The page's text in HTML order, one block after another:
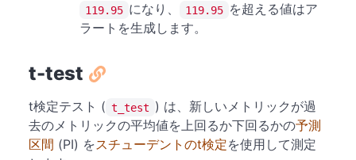
119.95 になり、 119.95 を超える値はア
ラートを生成します。
t-test
t検定テスト ( t_test ) は、新しいメトリックが過
去のメトリックの平均値を上回るか下回るかの予測
区間 (PI) をスチューデントのt検定を使用して測定